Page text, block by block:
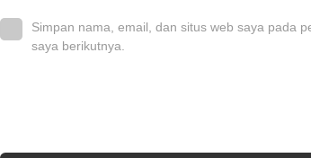
Simpan nama, email, dan situs web saya pada
saya berikutnya.